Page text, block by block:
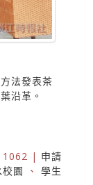
法發表茶
沿革。
1062 | 申請
園 、 學生